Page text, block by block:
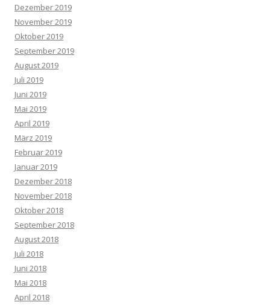
Dezember 2019
November 2019
Oktober 2019
September 2019
August 2019
Juli 2019
Juni 2019
Mai 2019
April 2019
März 2019
Februar 2019
Januar 2019
Dezember 2018
November 2018
Oktober 2018
September 2018
August 2018
Juli 2018
Juni 2018
Mai 2018
April 2018